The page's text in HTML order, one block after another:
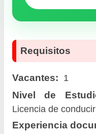
Requisitos
Vacantes: 1
Nivel de
Licencia de
Experiencia